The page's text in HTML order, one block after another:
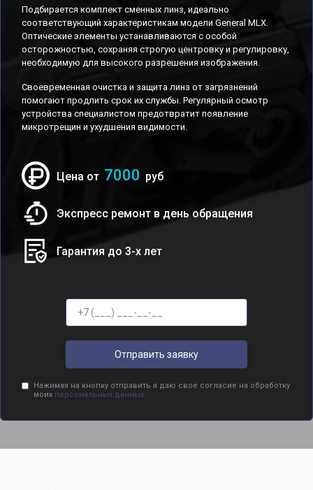
Подбирается комплект сменных линз, идеально
соответствующий характеристикам модели General MLX.
Оптические элементы устанавливаются с особой
осторожностью, сохраняя строгую центровку и регулировку,
необходимую для высокого разрешения изображения.
Своевременная очистка и защита линз от загрязнений
помогают продлить срок их службы. Регулярный осмотр
устройства специалистом предотвратит появление
микротрещин и ухудшения видимости.
Цена от 7000 руб
Экспресс ремонт в день обращения
Гарантия до 3-х лет
Отправить заявку
Нажимая на кнопку отправить я даю свое согласие на обработку
моих персональных данных.